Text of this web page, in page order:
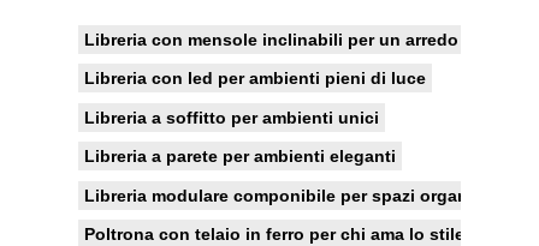
Libreria con mensole inclinabili per un arredo
Libreria con led per ambienti pieni di luce
Libreria a soffitto per ambienti unici
Libreria a parete per ambienti eleganti
Libreria modulare componibile per spazi organizzati
Poltrona con telaio in ferro per chi ama lo stile